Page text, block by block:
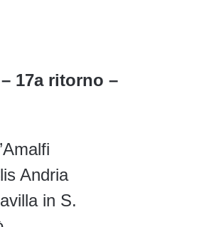
17a ritorno –
Andria
in S.